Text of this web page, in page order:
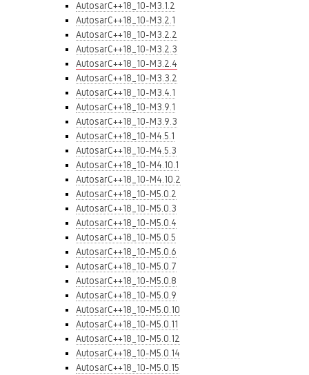
AutosarC++18_10-M3.1.2
AutosarC++18_10-M3.2.1
AutosarC++18_10-M3.2.2
AutosarC++18_10-M3.2.3
AutosarC++18_10-M3.2.4
AutosarC++18_10-M3.3.2
AutosarC++18_10-M3.4.1
AutosarC++18_10-M3.9.1
AutosarC++18_10-M3.9.3
AutosarC++18_10-M4.5.1
AutosarC++18_10-M4.5.3
AutosarC++18_10-M4.10.1
AutosarC++18_10-M4.10.2
AutosarC++18_10-M5.0.2
AutosarC++18_10-M5.0.3
AutosarC++18_10-M5.0.4
AutosarC++18_10-M5.0.5
AutosarC++18_10-M5.0.6
AutosarC++18_10-M5.0.7
AutosarC++18_10-M5.0.8
AutosarC++18_10-M5.0.9
AutosarC++18_10-M5.0.10
AutosarC++18_10-M5.0.11
AutosarC++18_10-M5.0.12
AutosarC++18_10-M5.0.14
AutosarC++18_10-M5.0.15